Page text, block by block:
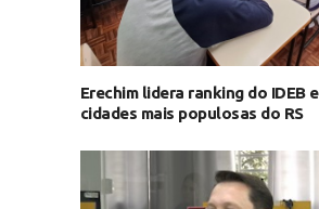
Erechim lidera ranking do IDEB
cidades mais populosas do RS